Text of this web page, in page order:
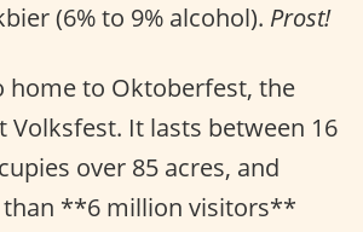
(6% to 9% alcohol). Prost!
home to Oktoberfest, the
Volksfest. It lasts between 16
over 85 acres, and
**6 million visitors**